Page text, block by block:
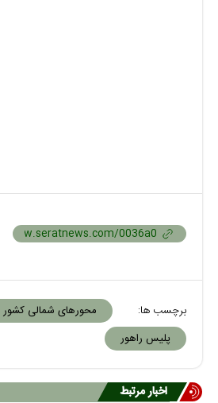
برچسب ها: محور‌های شمالی کشور
پلیس راهور
اخبار مرتبط